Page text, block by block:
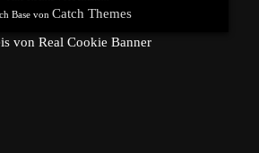
Base von Catch Themes
von Real Cookie Banner